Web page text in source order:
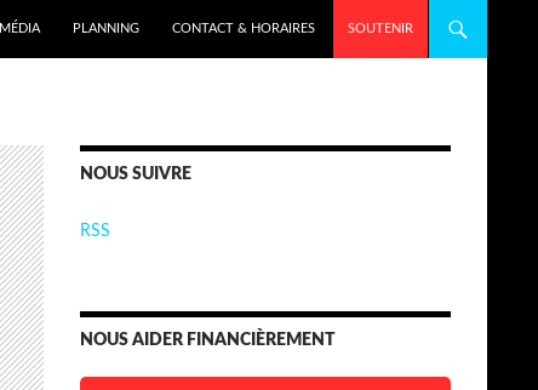
MÉDIA PLANNING CONTACT & HORAIRES SOUTENIR
NOUS SUIVRE
RSS
NOUS AIDER FINANCIÈREMENT